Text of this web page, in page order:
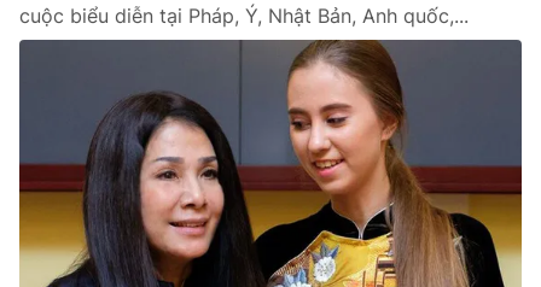
Theo dõi báo trên
Cơ quan chủ quản:Đài Truyền hình Việt Nam
Cơ quan báo chí:Thời báo VTV
Giấy phép hoạt động báo in và báo điện tử số 483/GP-BTTTT
cuộc biểu diễn tại Pháp, Ý, Nhật Bản, Anh quốc,...